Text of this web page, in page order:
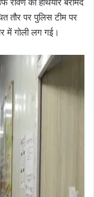
तौर पर पुलिस टीम पर
में गोली लग गई।